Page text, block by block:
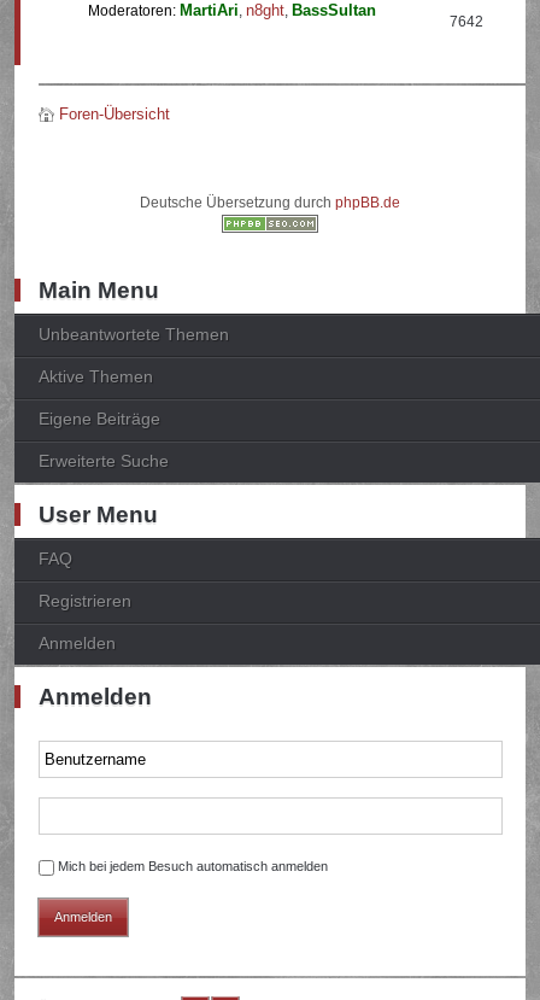
Moderatoren: MartiAri,n8ght, BassSultan
7642
Foren-Übersicht
Deutsche Übersetzung durch phpBB.de
Main Menu
Unbeantwortete Themen
Aktive Themen
Eigene Beiträge
Erweiterte Suche
User Menu
FAQ
Registrieren
Anmelden
Anmelden
Mich bei jedem Besuch automatisch anmelden